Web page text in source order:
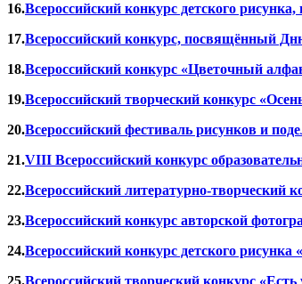
16.Всероссийский конкурс детского
17.Всероссийский конкурс, посвящённый
18.Всероссийский конкурс «Цветочный
19.Всероссийский творческий конкурс
20.Всероссийский фестиваль рисунков и
21.VIII Всероссийский конкурс
22.Всероссийский литературно-творческий
23.Всероссийский конкурс авторской
24.Всероссийский конкурс детского